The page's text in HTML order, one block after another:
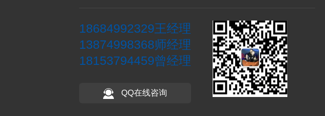
18684992329王经理
13874998368师经理
18153794459曾经理
QQ在线咨询